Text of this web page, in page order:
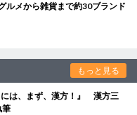
メから雑貨まで約30ブランド
もっと見る
は、まず、漢方！』 漢方三
筆